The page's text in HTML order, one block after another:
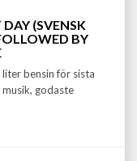
(SVENSK
BY
bensin för sista
godaste